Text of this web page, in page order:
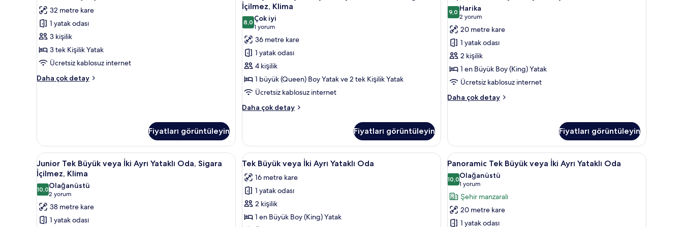
Oda
hakkında
daha
fazla
detay
fazla
detay
Kişilik
Oda
için
tüm
fotoğrafları
32 metre kare
1 yatak odası
3 kişilik
3 tek Kişilik Yatak
Ücretsiz kablosuz internet
Daha çok detay
Standard
detay
Fiyatları görüntüleyin
Büyük
veya
İki
Ayrı
Yataklı
Oda,
Sigara
İçilmez,
Klima
fotoğrafları
görün
İçilmez, Klima
8,08,0 / 10
Çok iyi
1 yorum
(1
yorum)
36 metre kare
1 yatak odası
4 kişilik
1 büyük (Queen) Boy Yatak ve 2 tek Kişilik Yatak
Ücretsiz kablosuz internet
Daha çok detay
Family
İki
Ayrı
Yataklı
Sigara
İçilmez,
Klima
hakkında
daha
Fiyatları görüntüleyin
Büyük
veya
İki
Ayrı
Yataklı
Oda
için
tüm
9,09,0 / 10
Harika
2 yorum
(2
yorum)
20 metre kare
1 yatak odası
2 kişilik
1 en Büyük Boy (King) Yatak
Ücretsiz kablosuz internet
Daha çok detay
Superior
Ayrı
Yataklı
Oda
daha
fazla
detay
Fiyatları görüntüleyin
Junior
Tek
Büyük
veya
İki
Ayrı
1 yatak odası, minibar, dizüstü bilgisayar çalışma alanı
2
Junior Tek Büyük veya İki Ayrı Yataklı Oda, Sigara
İçilmez, Klima
10,010,0 / 10
Olağanüstü
2 yorum
(2
yorum)
38 metre kare
1 yatak odası
Tek
Büyük
veya
İki
Ayrı
Yataklı
1 yatak odası, minibar, dizüstü bilgisayar çalışma alanı
1
Tek Büyük veya İki Ayrı Yataklı Oda
16 metre kare
1 yatak odası
2 kişilik
1 en Büyük Boy (King) Yatak
Panoramic
Tek
Büyük
veya
İki
Ayrı
Panoramic Tek Büyük veya İki Ayrı Yataklı
5
Panoramic Tek Büyük veya İki Ayrı Yataklı Oda
10,010,0 / 10
Olağanüstü
1 yorum
(1
yorum)
Şehir manzaralı
20 metre kare
1 yatak odası